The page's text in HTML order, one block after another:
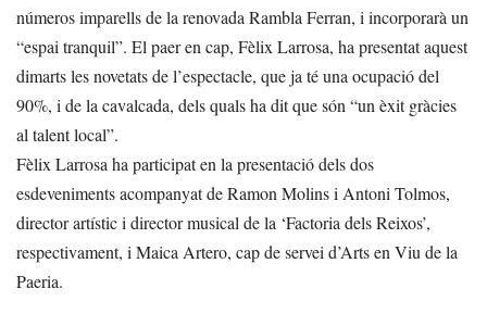
números imparells de la renovada Rambla Ferran, i incorporarà un
“espai tranquil”. El paer en cap, Fèlix Larrosa, ha presentat aquest
dimarts les novetats de l’espectacle, que ja té una ocupació del
90%, i de la cavalcada, dels quals ha dit que són “un èxit gràcies
al talent local”.
Fèlix Larrosa ha participat en la presentació dels dos
esdeveniments acompanyat de Ramon Molins i Antoni Tolmos,
director artístic i director musical de la ‘Factoria dels Reixos’,
respectivament, i Maica Artero, cap de servei d’Arts en Viu de la
Paeria.